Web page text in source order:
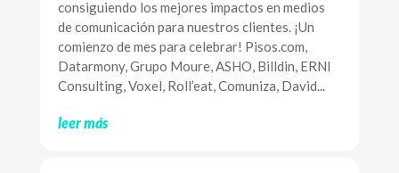
consiguiendo los mejores impactos en medios
de comunicación para nuestros clientes. ¡Un
comienzo de mes para celebrar! Pisos.com,
Datarmony, Grupo Moure, ASHO, Billdin, ERNI
Consulting, Voxel, Roll’eat, Comuniza, David...
leer más